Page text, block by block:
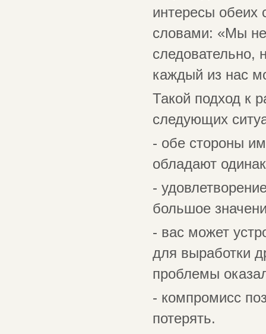
интересы обеих
словами: «Мы
следовательно,
каждый из нас
Такой подход к
следующих
- обе стороны
обладают
-
большое
- вас может
для выработки
проблемы
- компромисс
потерять.